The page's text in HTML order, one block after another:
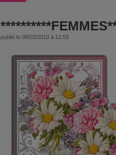
publié le 08/03/2010 à 12:55